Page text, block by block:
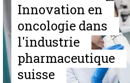
Innovation en
oncologie dans
l'industrie
pharmaceutique
suisse